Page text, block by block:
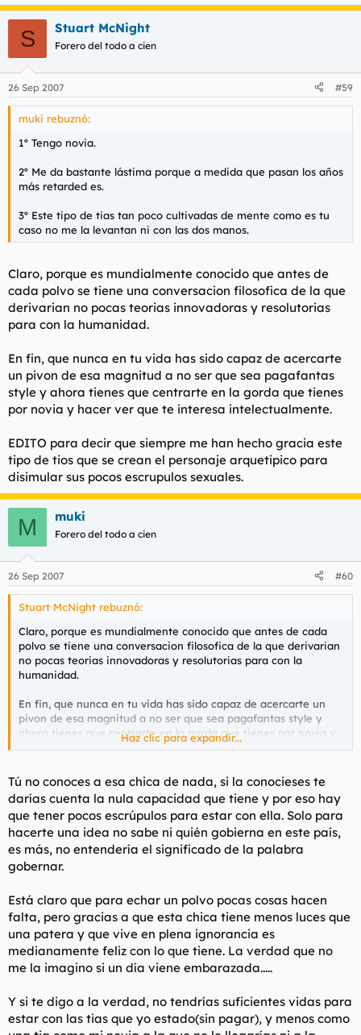
S Stuart McNight
Forero del todo a cien
26 Sep 2007 #59
muki rebuznó:
1º Tengo novia.
2º Me da bastante lástima porque a medida que pasan los años
más retarded es.
3º Este tipo de tias tan poco cultivadas de mente como es tu
caso no me la levantan ni con las dos manos.
Claro, porque es mundialmente conocido que antes de
cada polvo se tiene una conversacion filosofica de la que
derivarian no pocas teorias innovadoras y resolutorias
para con la humanidad.
En fin, que nunca en tu vida has sido capaz de acercarte
un pivon de esa magnitud a no ser que sea pagafantas
style y ahora tienes que centrarte en la gorda que tienes
por novia y hacer ver que te interesa intelectualmente.
EDITO para decir que siempre me han hecho gracia este
tipo de tios que se crean el personaje arquetipico para
disimular sus pocos escrupulos sexuales.
M muki
Forero del todo a cien
26 Sep 2007 #60
Stuart McNight rebuznó:
Claro, porque es mundialmente conocido que antes de cada
polvo se tiene una conversacion filosofica de la que derivarian
no pocas teorias innovadoras y resolutorias para con la
humanidad.
En fin, que nunca en tu vida has sido capaz de acercarte un
pivon de esa magnitud a no ser que sea pagafantas style y
ahora tienes que centrarte en la gorda que tienes por novia y
hacer ver que te interesa intelectualmente.
EDITO para decir que siempre me han hecho gracia este tipo
de tios que se crean el personaje arquetipico para disimular
sus pocos escrupulos sexuales.
Haz clic para expandir...
Tú no conoces a esa chica de nada, si la conocieses te
darías cuenta la nula capacidad que tiene y por eso hay
que tener pocos escrúpulos para estar con ella. Solo para
hacerte una idea no sabe ni quién gobierna en este país,
es más, no entendería el significado de la palabra
gobernar.
Está claro que para echar un polvo pocas cosas hacen
falta, pero gracias a que esta chica tiene menos luces que
una patera y que vive en plena ignorancia es
medianamente feliz con lo que tiene. La verdad que no
me la imagino si un día viene embarazada.....
Y si te digo a la verdad, no tendrías suficientes vidas para
estar con las tias que yo estado(sin pagar), y menos como